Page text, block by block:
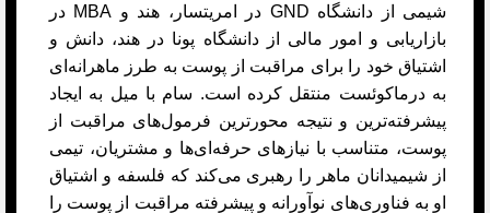
شیمی از دانشگاه GND در امریتسار، هند و MBA در
بازاریابی و امور مالی از دانشگاه پونا در هند، دانش و
اشتیاق خود را برای مراقبت از پوست به طرز ماهرانه‌ای
به درماکوئست منتقل کرده است. سام با میل به ایجاد
پیشرفته‌ترین و نتیجه محورترین فرمول‌های مراقبت از
پوست، متناسب با نیازهای حرفه‌ای‌ها و مشتریان، تیمی
از شیمیدانان ماهر را رهبری می‌کند که فلسفه و اشتیاق
او به فناوری‌های نوآورانه و پیشرفته مراقبت از پوست را